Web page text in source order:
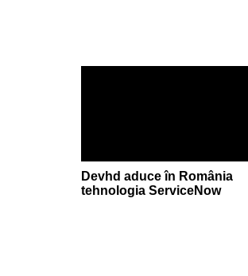
Devhd aduce în România
tehnologia ServiceNow